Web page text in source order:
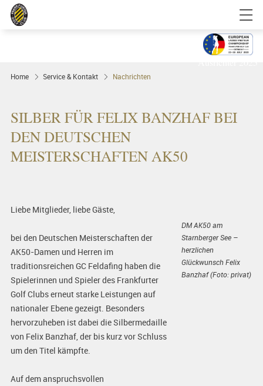
Home Service & Kontakt Nachrichten
SILBER FÜR FELIX BANZHAF BEI
DEN DEUTSCHEN
MEISTERSCHAFTEN AK50
Liebe Mitglieder, liebe Gäste,
bei den Deutschen Meisterschaften der
AK50-Damen und Herren im
traditionsreichen GC Feldafing haben die
Spielerinnen und Spieler des Frankfurter
Golf Clubs erneut starke Leistungen auf
nationaler Ebene gezeigt. Besonders
hervorzuheben ist dabei die Silbermedaille
von Felix Banzhaf, der bis kurz vor Schluss
um den Titel kämpfte.
Auf dem anspruchsvollen
DM AK50 am
Starnberger See –
herzlichen
Glückwunsch Felix
Banzhaf (Foto: privat)